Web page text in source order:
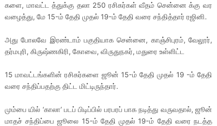
களை, மாவட்ட த்துக்கு தலா 250 ரசிகர்கள் வீதம் சென்னை க்கு வர
வழைத்து, மே 15-ம் தேதி முதல் 19-ம் தேதி வரை சந்தித்தார் ரஜினி.
அது போலவே இரண்டாம் பகுதியாக சென்னை, காஞ்சிபுரம், வேலூர்,
தர்மபுரி, கிருஷ்ணகிரி, கோவை, விருதுநகர், மதுரை உள்ளிட்ட
15 மாவட்டங்களின் ரசிகர்களை ஜூன் 15-ம் தேதி முதல் 19 -ம் தேதி
வரை சந்திப்பதற்கு திட்ட மிட்டிருந்தார்.
மும்பை யில் ‘காலா’ படப் பிடிப்பில் பரபரப் பாக நடித்து வருவதால், ஜூன்
மாதச் சந்திப்பை ஜூலை 15-ம் தேதி முதல் 19-ம் தேதி வரை நடத்த